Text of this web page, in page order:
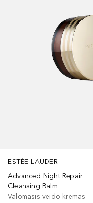
ESTÉE LAUDER
Advanced Night Repair
Cleansing Balm
Valomasis veido kremas